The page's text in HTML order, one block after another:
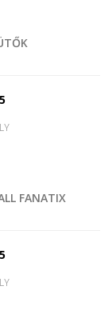
FANATIX